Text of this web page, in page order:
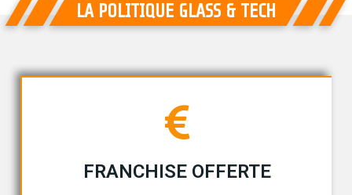
LA POLITIQUE GLASS & TECH
FRANCHISE OFFERTE